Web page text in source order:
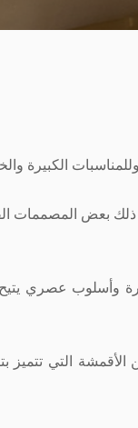
الكبيرة
اهتماماً كبيراً للتفاصيل والحرفية بمساعدة
وأسلوب عصري يتيح
التي تتميز